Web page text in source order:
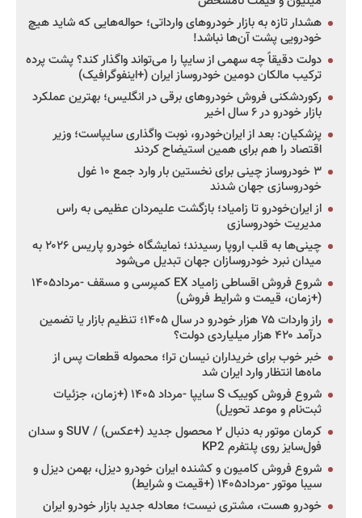
هشدار تازه به بازار خودروهای وارداتی؛ حواله‌هایی که شاید هیچ
خودرویی پشت آن‌ها نباشد!
دولت دقیقاً چه سهمی از سایپا را می‌تواند واگذار کند؟ پشت پرده
ترکیب مالکان دومین خودروساز ایران (+اینفوگرافیک)
رکوردشکنی فروش خودروهای برقی در انگلیس؛ بهترین عملکرد
بازار خودرو در ۶ سال اخیر
پزشکیان: بعد از ایران‌خودرو، نوبت واگذاری سایپاست؛ وزیر
اقتصاد را هم برای همین استیضاح کردند
۳ خودروساز چینی برای نخستین بار وارد جمع ۱۰ غول
خودروسازی جهان شدند
از ایران‌خودرو تا زامیاد؛ بازگشت علیمردان عظیمی به راس
مدیریت خودروسازی
چینی‌ها به قلب اروپا رسیدند؛ نمایشگاه خودرو پاریس ۲۰۲۶ به
میدان نبرد خودروسازان جهان تبدیل می‌شود
شروع فروش اقساطی زامیاد EX کمپرسی و مسقف -مرداد۱۴۰۵
(+زمان، قیمت و شرایط فروش)
راز واردات ۷۵ هزار خودرو در سال ۱۴۰۵؛ تنظیم بازار یا تضمین
درآمد ۴۲۰ هزار میلیاردی دولت؟
خبر خوب برای خریداران نیسان ترا؛ محموله قطعات پس از
ماه‌ها انتظار وارد ایران شد
شروع فروش کوییک S سایپا -مرداد ۱۴۰۵ (+زمان، جزئیات
ثبت‌نام و موعد تحویل)
کرمان موتور به دنبال ۲ محصول جدید (+عکس) / SUV و سدان
فول‌سایز روی پلتفرم KP2
شروع فروش کامیون و کشنده ایران خودرو دیزل، بهمن دیزل و
سیبا موتور -مرداد۱۴۰۵ (+قیمت و شرایط)
خودرو هست، مشتری نیست؛ معادله جدید بازار خودرو ایران